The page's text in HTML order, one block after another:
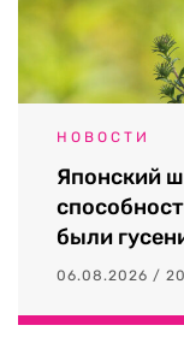
НОВОСТИ
Японский
были
06.08.2026 /